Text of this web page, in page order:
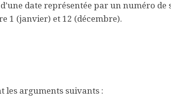
date représentée par un numéro de
1 (janvier) et 12 (décembre).
les arguments suivants :